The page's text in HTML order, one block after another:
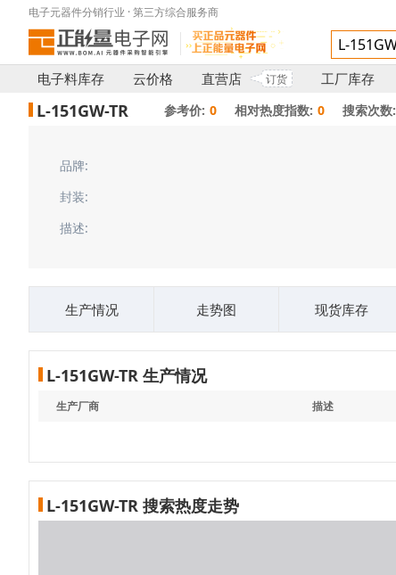
电子元器件分销行业 · 第三方综合服务商
电子料库存 云价格 直营店 订货 工厂库存
L-151GW-TR 参考价: 0 相对热度指数: 0 搜索次数:
品牌:
封装:
描述:
生产情况 走势图 现货库存
L-151GW-TR 生产情况
生产厂商 描述
L-151GW-TR 搜索热度走势